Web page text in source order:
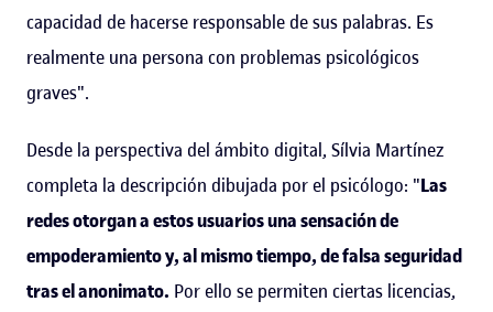
capacidad de hacerse responsable de sus palabras. Es
realmente una persona con problemas psicológicos
graves".
Desde la perspectiva del ámbito digital, Sílvia Martínez
completa la descripción dibujada por el psicólogo: "Las
redes otorgan a estos usuarios una sensación de
empoderamiento y, al mismo tiempo, de falsa seguridad
tras el anonimato. Por ello se permiten ciertas licencias,